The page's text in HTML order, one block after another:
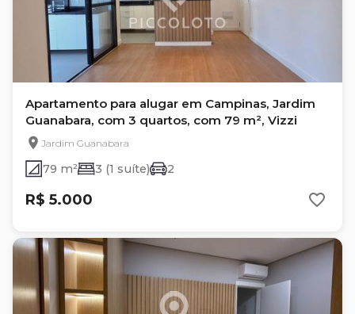
Apartamento para alugar em Campinas, Jardim
Guanabara, com 3 quartos, com 79 m², Vizzi
Jardim Guanabara
79 m² 3 (1 suíte) 2
R$ 5.000